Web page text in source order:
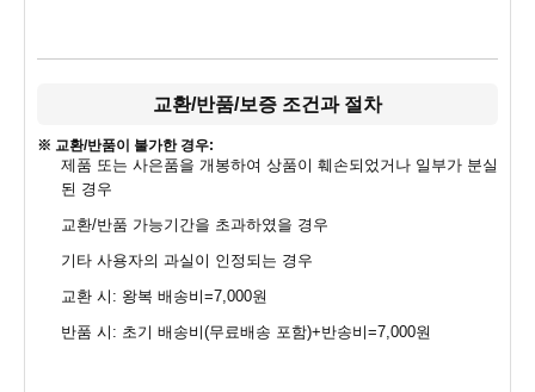
교환/반품/보증 조건과 절차
※ 교환/반품이 불가한 경우:
제품 또는 사은품을 개봉하여 상품이 훼손되었거나 일부가 분실
된 경우
교환/반품 가능기간을 초과하였을 경우
기타 사용자의 과실이 인정되는 경우
교환 시: 왕복 배송비=7,000원
반품 시: 초기 배송비(무료배송 포함)+반송비=7,000원